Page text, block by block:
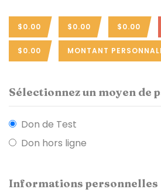
$0.00 $0.00 $0.00
$0.00 MONTANT
Sélectionnez un moyen de
Don de Test
Don hors ligne
Informations personnelles